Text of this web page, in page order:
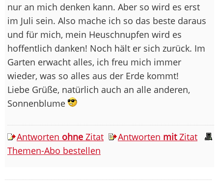
nur an mich denken kann. Aber so wird es erst
im Juli sein. Also mache ich so das beste daraus
und für mich, mein Heuschnupfen wird es
hoffentlich danken! Noch hält er sich zurück. Im
Garten erwacht alles, ich freu mich immer
wieder, was so alles aus der Erde kommt!
Liebe Grüße, natürlich auch an alle anderen,
Sonnenblume
Antworten ohne Zitat Antworten mitZitat
Themen-Abo bestellen